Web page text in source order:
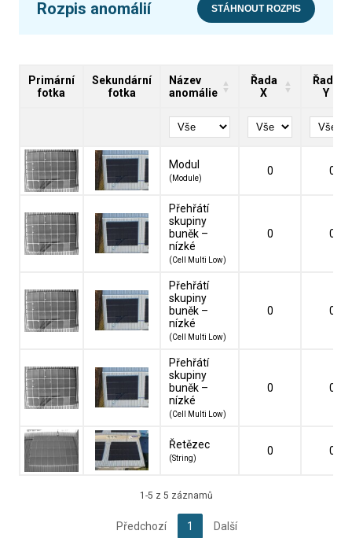
Rozpis anomálií STÁHNOUT ROZPIS
Primární
fotka
Sekundární
fotka
Název
anomálie
Řada
X
Řada
Y
Modul
(Module)
0 0
Přehřátí
skupiny
buněk –
nízké
(Cell Multi Low)
0 0
Přehřátí
skupiny
buněk –
nízké
(Cell Multi Low)
0 0
Přehřátí
skupiny
buněk –
nízké
(Cell Multi Low)
0 0
Řetězec
(String)
0 0
1-5 z 5 záznamů
Předchozí 1 Další